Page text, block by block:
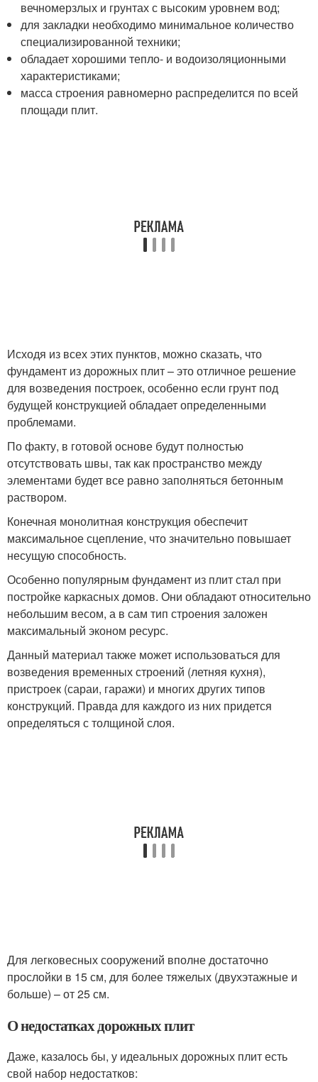
вечномерзлых и грунтах с высоким уровнем вод;
для закладки необходимо минимальное количество
специализированной техники;
обладает хорошими тепло- и водоизоляционными
характеристиками;
масса строения равномерно распределится по всей
площади плит.
Исходя из всех этих пунктов, можно сказать, что
фундамент из дорожных плит – это отличное решение
для возведения построек, особенно если грунт под
будущей конструкцией обладает определенными
проблемами.
По факту, в готовой основе будут полностью
отсутствовать швы, так как пространство между
элементами будет все равно заполняться бетонным
раствором.
Конечная монолитная конструкция обеспечит
максимальное сцепление, что значительно повышает
несущую способность.
Особенно популярным фундамент из плит стал при
постройке каркасных домов. Они обладают относительно
небольшим весом, а в сам тип строения заложен
максимальный эконом ресурс.
Данный материал также может использоваться для
возведения временных строений (летняя кухня),
пристроек (сараи, гаражи) и многих других типов
конструкций. Правда для каждого из них придется
определяться с толщиной слоя.
Для легковесных сооружений вполне достаточно
прослойки в 15 см, для более тяжелых (двухэтажные и
больше) – от 25 см.
О недостатках дорожных плит
Даже, казалось бы, у идеальных дорожных плит есть
свой набор недостатков: